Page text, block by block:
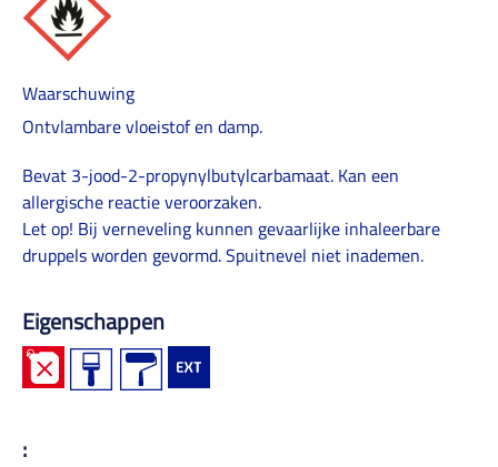
Waarschuwing
Ontvlambare vloeistof en damp.
Bevat 3-jood-2-propynylbutylcarbamaat. Kan een
allergische reactie veroorzaken.
Let op! Bij verneveling kunnen gevaarlijke inhaleerbare
druppels worden gevormd. Spuitnevel niet inademen.
Eigenschappen
: